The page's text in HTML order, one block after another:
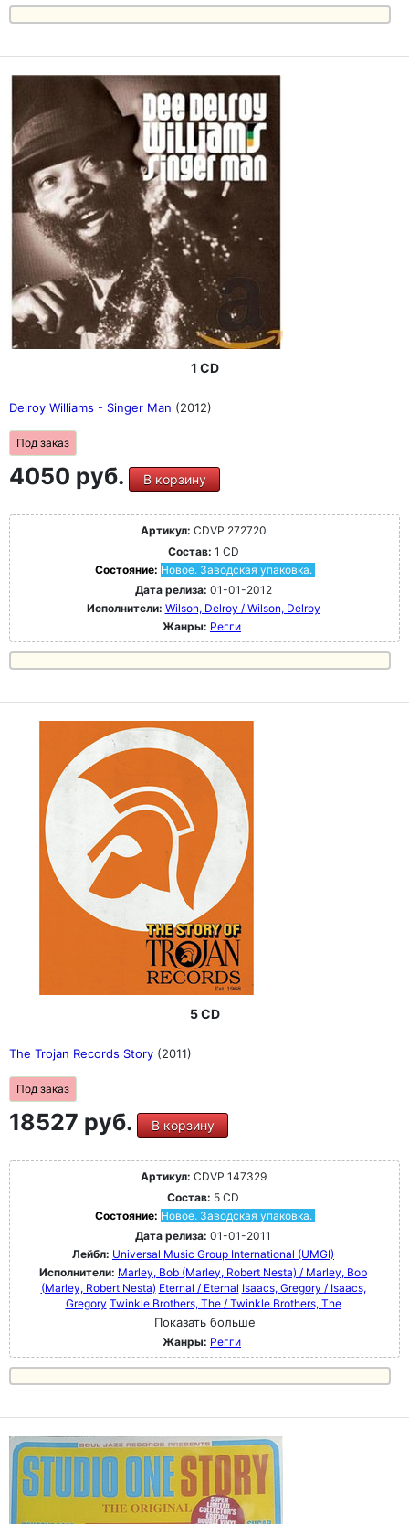
1 CD
Delroy Williams - Singer Man (2012)
Под заказ
4050 руб. В корзину
Артикул: CDVP 272720
Состав: 1 CD
Состояние: Новое. Заводская упаковка.
Дата релиза: 01-01-2012
Исполнители: Wilson, Delroy / Wilson, Delroy
Жанры: Регги
5 CD
The Trojan Records Story (2011)
Под заказ
18527 руб. В корзину
Артикул: CDVP 147329
Состав: 5 CD
Состояние: Новое. Заводская упаковка.
Дата релиза: 01-01-2011
Лейбл: Universal Music Group International (UMGI)
Исполнители: Marley, Bob (Marley, Robert Nesta) / Marley, Bob
(Marley, Robert Nesta) Eternal / Eternal Isaacs, Gregory / Isaacs,
Gregory Twinkle Brothers, The / Twinkle Brothers, The
Показать больше
Жанры: Регги